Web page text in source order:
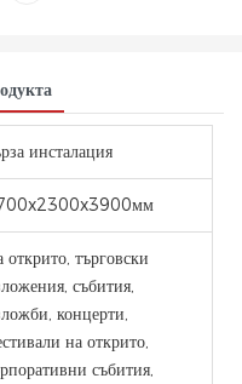
инсталация
открито, търговски
събития,
концерти,
на открито,
събития,